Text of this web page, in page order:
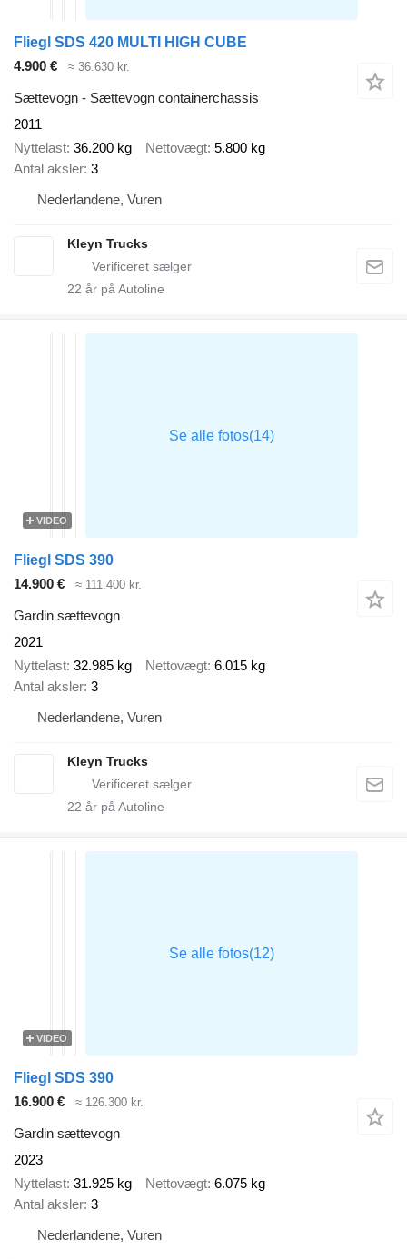
Fliegl SDS 420 MULTI HIGH CUBE
4.900 €
≈ 36.630 kr.
Sættevogn - Sættevogn containerchassis
2011
Nyttelast 36.200 kg Nettovægt 5.800 kg
Antal aksler 3
Nederlandene, Vuren
Kleyn Trucks
22 år på Autoline
VIDEO
Fliegl SDS 390
14.900 €
≈ 111.400 kr.
Gardin sættevogn
2021
Nyttelast 32.985 kg Nettovægt 6.015 kg
Antal aksler 3
Nederlandene, Vuren
Kleyn Trucks
22 år på Autoline
VIDEO
Fliegl SDS 390
16.900 €
≈ 126.300 kr.
Gardin sættevogn
2023
Nyttelast 31.925 kg Nettovægt 6.075 kg
Antal aksler 3
Nederlandene, Vuren